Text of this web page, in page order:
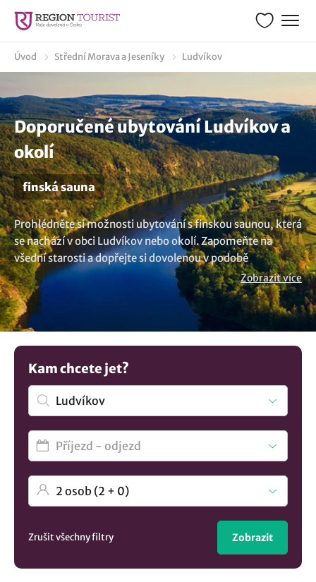
Úvod Střední Morava a Jeseníky Ludvíkov
Doporučené ubytování Ludvíkov a
okolí
finská sauna
Prohlédněte si možnosti ubytování s finskou saunou, která
se nachází v obci Ludvíkov nebo okolí. Zapomeňte na
všední starosti a dopřejte si dovolenou v podobě
jedinečného zážitku doprovázeného blahodárnými účinky.
Odložte všechny chmury stranou a zarezervujte si pobyt s
finskou saunou. Potřebujete více možností? Prohlédněte si
více
Zobrazit více
Kam chcete jet?
Zrušit všechny filtry Zobrazit